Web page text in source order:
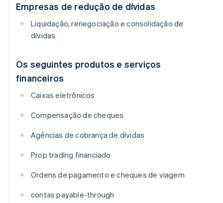
Empresas de redução de dívidas
Liquidação, renegociação e consolidação de
dívidas
Os seguintes produtos e serviços
financeiros
Caixas eletrônicos
Compensação de cheques
Agências de cobrança de dívidas
Prop trading financiado
Ordens de pagamento e cheques de viagem
contas payable-through